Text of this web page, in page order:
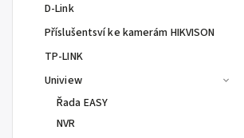
D-Link
Příslušentsví ke kamerám HIKVISON
TP-LINK
Uniview
Řada EASY
NVR